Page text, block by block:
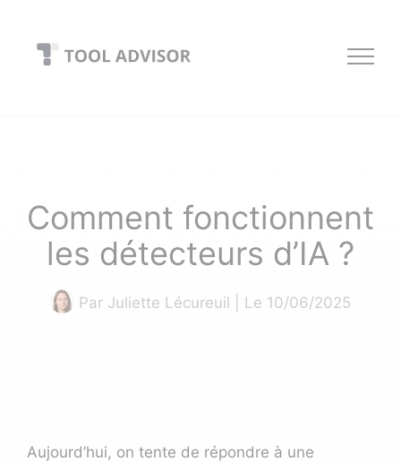
content
Comment fonctionnent
les détecteurs d’IA ?
Par Juliette Lécureuil | Le 10/06/2025
Aujourd’hui, on tente de répondre à une